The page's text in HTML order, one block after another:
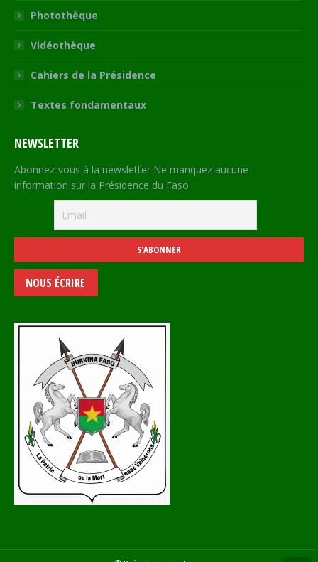
Photothèque
Vidéothèque
Cahiers de la Présidence
Textes fondamentaux
NEWSLETTER
Abonnez-vous à la newsletter Ne manquez aucune
information sur la Présidence du Faso
NOUS ÉCRIRE